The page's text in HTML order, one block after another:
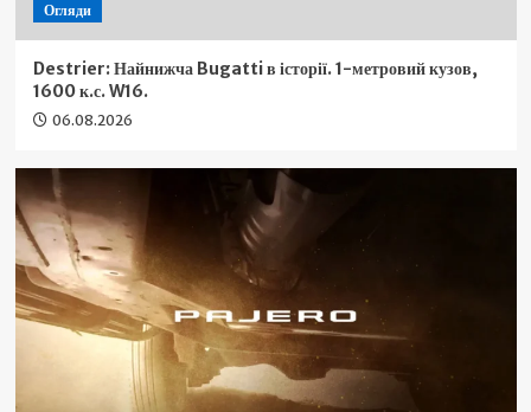
Огляди
Destrier: Найнижча Bugatti в історії. 1-метровий кузов,
1600 к.с. W16.
06.08.2026